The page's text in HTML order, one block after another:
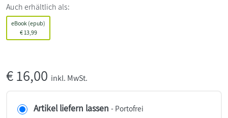
Auch erhältlich als:
eBook (epub)
€13,99
€16,00 inkl. MwSt.
Artikel liefern lassen - Portofrei